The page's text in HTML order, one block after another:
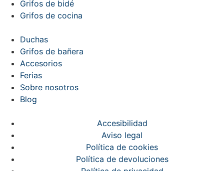
Grifos de bidé
Grifos de cocina
Duchas
Grifos de bañera
Accesorios
Ferias
Sobre nosotros
Blog
Accesibilidad
Aviso legal
Política de cookies
Política de devoluciones